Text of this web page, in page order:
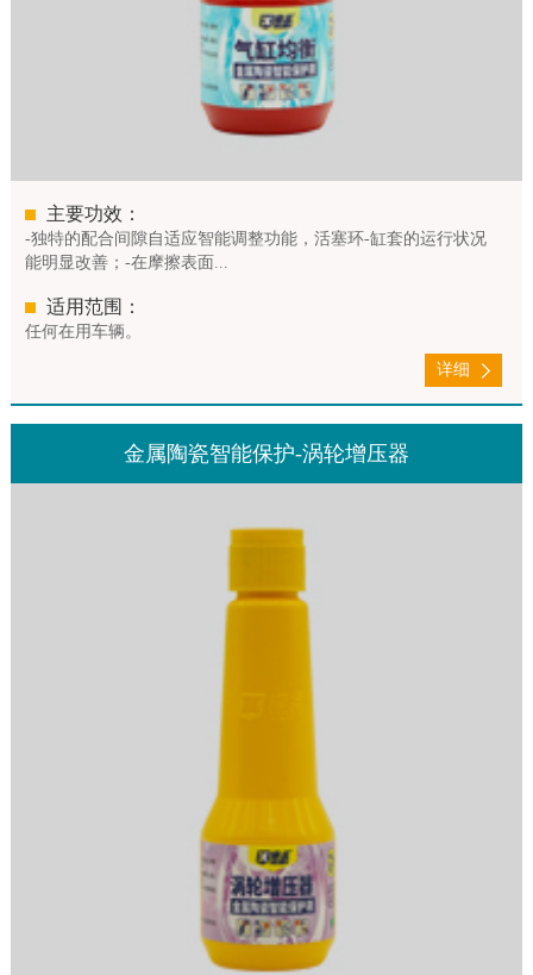
主要功效：
-独特的配合间隙自适应智能调整功能，活塞环-缸套的运行状况
能明显改善；-在摩擦表面...
适用范围：
任何在用车辆。
详细
金属陶瓷智能保护-涡轮增压器